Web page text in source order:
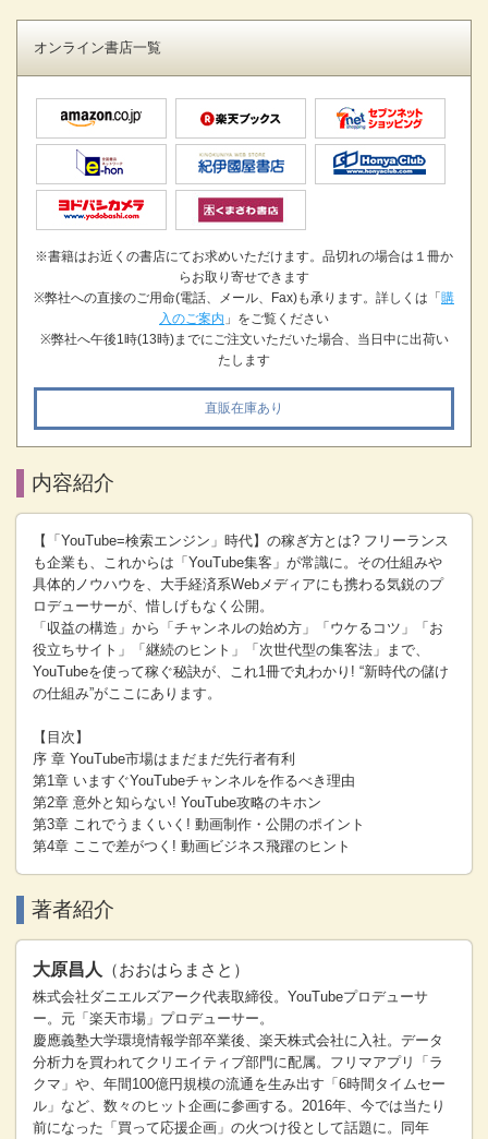
オンライン書店一覧
※書籍はお近くの書店にてお求めいただけます。品切れの場合は１冊か
らお取り寄せできます
※弊社への直接のご用命(電話、メール、Fax)も承ります。詳しくは「 購
入のご案内 」をご覧ください
※弊社へ午後1時(13時)までにご注文いただいた場合、当日中に出荷い
たします
直販在庫あり
内容紹介
【「YouTube=検索エンジン」時代】の稼ぎ方とは? フリーランス
も企業も、これからは「YouTube集客」が常識に。その仕組みや
具体的ノウハウを、大手経済系Webメディアにも携わる気鋭のプ
ロデューサーが、惜しげもなく公開。
「収益の構造」から「チャンネルの始め方」「ウケるコツ」「お
役立ちサイト」「継続のヒント」「次世代型の集客法」まで、
YouTubeを使って稼ぐ秘訣が、これ1冊で丸わかり! “新時代の儲け
の仕組み”がここにあります。
【目次】
序 章 YouTube市場はまだまだ先行者有利
第1章 いますぐYouTubeチャンネルを作るべき理由
第2章 意外と知らない! YouTube攻略のキホン
第3章 これでうまくいく! 動画制作・公開のポイント
第4章 ここで差がつく! 動画ビジネス飛躍のヒント
著者紹介
大原昌人 （おおはらまさと）
株式会社ダニエルズアーク代表取締役。YouTubeプロデューサ
ー。元「楽天市場」プロデューサー。
慶應義塾大学環境情報学部卒業後、楽天株式会社に入社。データ
分析力を買われてクリエイティブ部門に配属。フリマアプリ「ラ
クマ」や、年間100億円規模の流通を生み出す「6時間タイムセー
ル」など、数々のヒット企画に参画する。2016年、今では当たり
前になった「買って応援企画」の火つけ役として話題に。同年